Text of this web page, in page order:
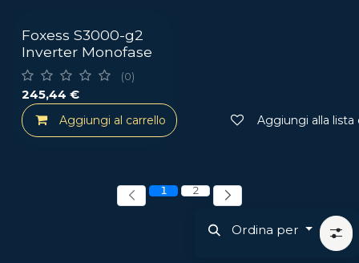
Foxess S3000-g2
Inverter Monofase
(0)
245,44 €
Aggiungi al carrello Aggiungi alla lista
1 2
Ordina per